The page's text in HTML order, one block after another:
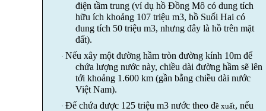
điện tầm trung (ví dụ hồĐồng Mô có dung tích
hữu ích khoảng 107 triệu m3, hồ Suối Hai có
dung tích 50 triệu m3, nhưng đây là hồ trên mặt
đất).
·Nếu xây một đường hầm tròn đường kính 10m để
chứa lượng nước này, chiều dài đường hầm sẽ lên
tới khoảng 1.600 km (gần bằng chiều dài nước
Việt Nam).
·Để chứa được 125 triệu m3 nước theođề xuất, nếu